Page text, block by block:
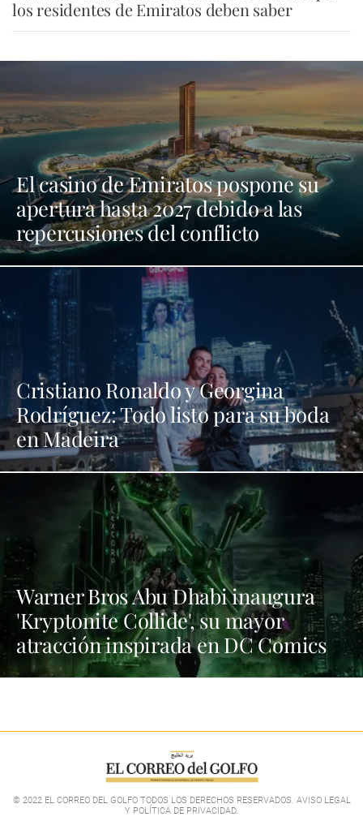
los residentes de Emiratos deben saber
El casino de Emiratos pospone su
apertura hasta 2027 debido a las
repercusiones del conflicto
Cristiano Ronaldo y Georgina
Rodríguez: Todo listo para su boda
en Madeira
Warner Bros Abu Dhabi inaugura
'Kryptonite Collide', su mayor
atracción inspirada en DC Comics
© 2022 EL CORREO DEL GOLFO TODOS LOS DERECHOS RESERVADOS. AVISO LEGAL
Y POLÍTICA DE PRIVACIDAD.